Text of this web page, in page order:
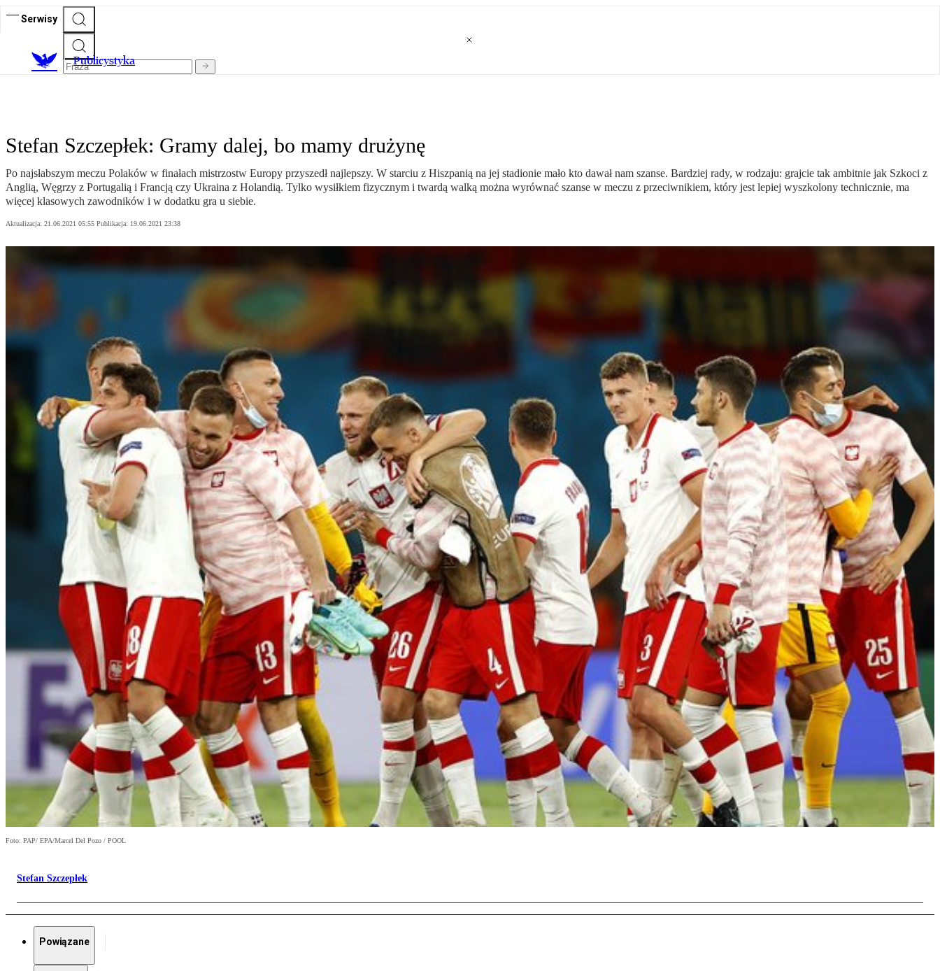
Serwisy
Publicystyka
Stefan Szczepłek: Gramy dalej, bo mamy drużynę
Po najsłabszym meczu Polaków w finałach mistrzostw Europy przyszedł najlepszy. W starciu z Hiszpanią na jej stadionie mało kto dawał nam szanse. Bardziej rady, w rodzaju: grajcie tak ambitnie jak Szkoci z
Anglią, Węgrzy z Portugalią i Francją czy Ukraina z Holandią. Tylko wysiłkiem fizycznym i twardą walką można wyrównać szanse w meczu z przeciwnikiem, który jest lepiej wyszkolony technicznie, ma
więcej klasowych zawodników i w dodatku gra u siebie.
Aktualizacja: 21.06.2021 05:55 Publikacja: 19.06.2021 23:38
Foto: PAP/ EPA/Marcel Del Pozo / POOL
Stefan Szczepłek
Powiązane